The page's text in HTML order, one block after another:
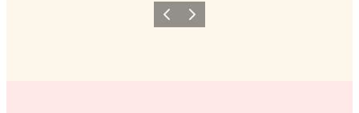
ForrigeNæste